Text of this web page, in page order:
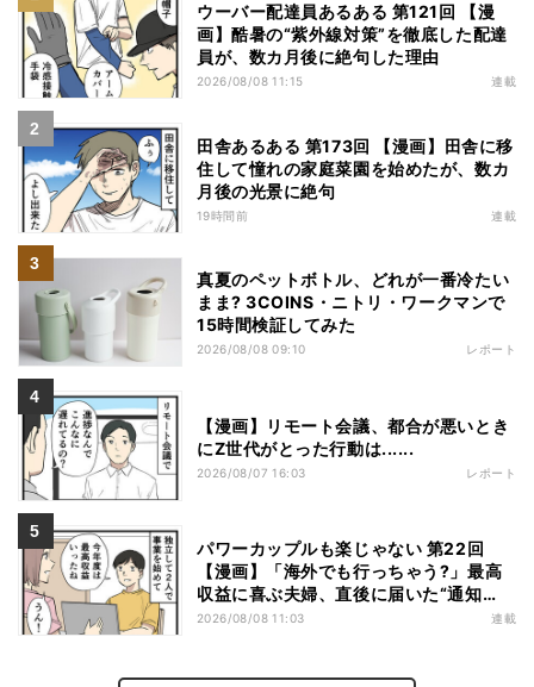
ウーバー配達員あるある 第121回 【漫
画】酷暑の“紫外線対策”を徹底した配達
員が、数カ月後に絶句した理由
2026/08/08 11:15 連載
田舎あるある 第173回 【漫画】田舎に移
住して憧れの家庭菜園を始めたが、数カ
月後の光景に絶句
19時間前 連載
真夏のペットボトル、どれが一番冷たい
まま? 3COINS・ニトリ・ワークマンで
15時間検証してみた
2026/08/08 09:10 レポート
【漫画】リモート会議、都合が悪いとき
にZ世代がとった行動は......
2026/08/07 16:03 レポート
パワーカップルも楽じゃない 第22回
【漫画】「海外でも行っちゃう?」最高
収益に喜ぶ夫婦、直後に届いた“通知
書”で現実に戻された
2026/08/08 11:03 連載